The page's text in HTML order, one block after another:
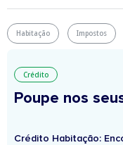
Habitação Impostos
Crédito
Poupe nos
Crédito Habitação: